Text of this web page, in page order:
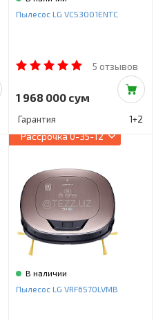
Пылесос LG VC53001ENTC
5 отзывов
1 968 000 сум
Гарантия 1+2
Рассрочка0-35-12
В наличии
Пылесос LG VRF6570LVMB